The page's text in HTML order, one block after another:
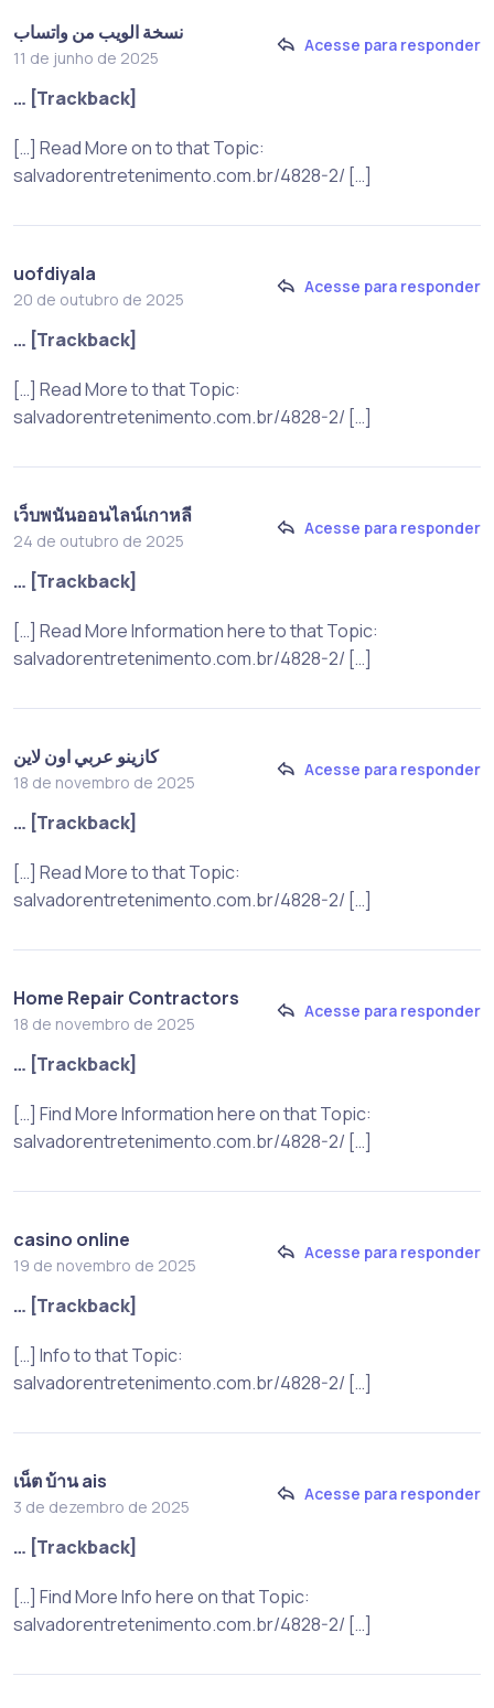
نسخة الويب من واتساب
11 de junho de 2025
Acesse para responder
… [Trackback]
[…] Read More on to that Topic:
salvadorentretenimento.com.br/4828-2/ […]
uofdiyala
20 de outubro de 2025
Acesse para responder
… [Trackback]
[…] Read More to that Topic:
salvadorentretenimento.com.br/4828-2/ […]
เว็บพนันออนไลน์เกาหลี
24 de outubro de 2025
Acesse para responder
… [Trackback]
[…] Read More Information here to that Topic:
salvadorentretenimento.com.br/4828-2/ […]
كازينو عربي اون لاين
18 de novembro de 2025
Acesse para responder
… [Trackback]
[…] Read More to that Topic:
salvadorentretenimento.com.br/4828-2/ […]
Home Repair Contractors
18 de novembro de 2025
Acesse para responder
… [Trackback]
[…] Find More Information here on that Topic:
salvadorentretenimento.com.br/4828-2/ […]
casino online
19 de novembro de 2025
Acesse para responder
… [Trackback]
[…] Info to that Topic:
salvadorentretenimento.com.br/4828-2/ […]
เน็ต บ้าน ais
3 de dezembro de 2025
Acesse para responder
… [Trackback]
[…] Find More Info here on that Topic:
salvadorentretenimento.com.br/4828-2/ […]